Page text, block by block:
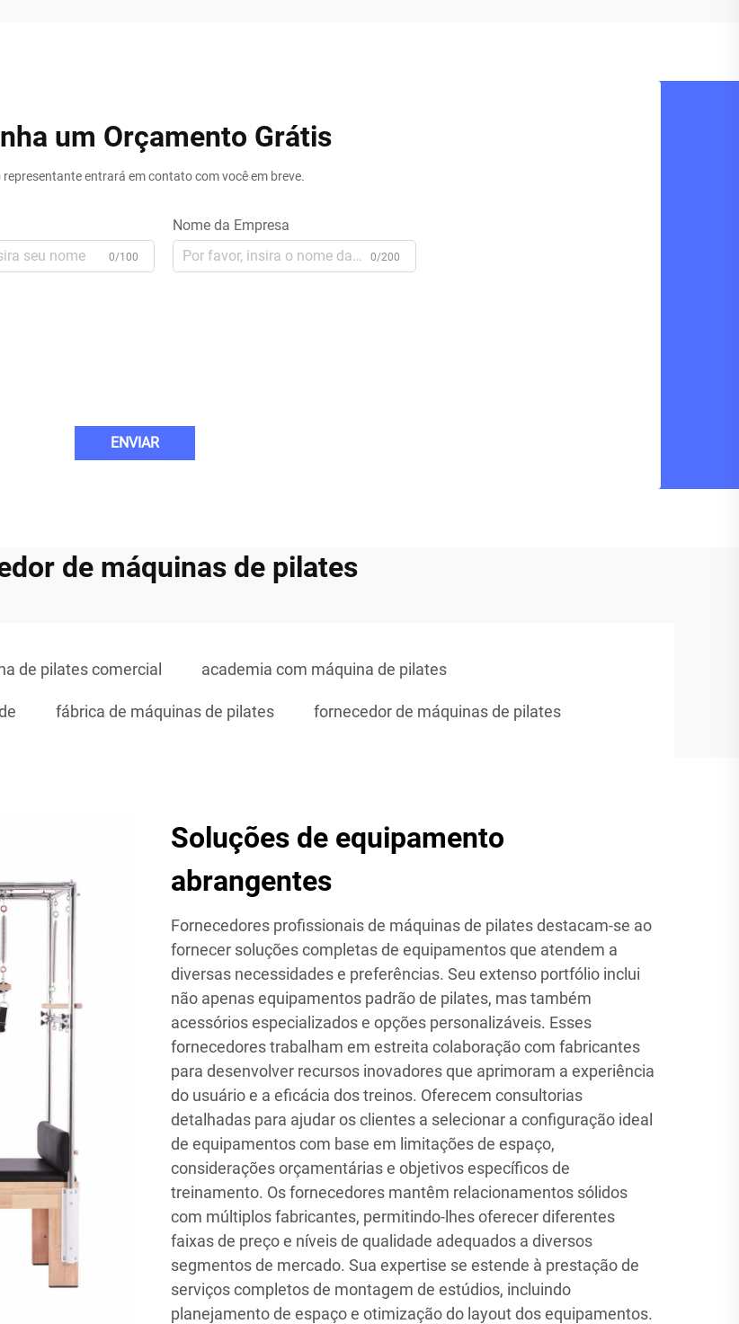
um Orçamento Grátis
representante entrará em contato com você em breve.
0/100
Nome da Empresa
0/200
ENVIAR
de máquinas de pilates
de pilates comercial academia com máquina de pilates
fábrica de máquinas de pilates fornecedor de máquinas de pilates
Soluções de equipamento
abrangentes
Fornecedores profissionais de máquinas de pilates destacam-se ao
fornecer soluções completas de equipamentos que atendem a
diversas necessidades e preferências. Seu extenso portfólio inclui
não apenas equipamentos padrão de pilates, mas também
acessórios especializados e opções personalizáveis. Esses
fornecedores trabalham em estreita colaboração com fabricantes
para desenvolver recursos inovadores que aprimoram a experiência
do usuário e a eficácia dos treinos. Oferecem consultorias
detalhadas para ajudar os clientes a selecionar a configuração ideal
de equipamentos com base em limitações de espaço,
considerações orçamentárias e objetivos específicos de
treinamento. Os fornecedores mantêm relacionamentos sólidos
com múltiplos fabricantes, permitindo-lhes oferecer diferentes
faixas de preço e níveis de qualidade adequados a diversos
segmentos de mercado. Sua expertise se estende à prestação de
serviços completos de montagem de estúdios, incluindo
planejamento de espaço e otimização do layout dos equipamentos.